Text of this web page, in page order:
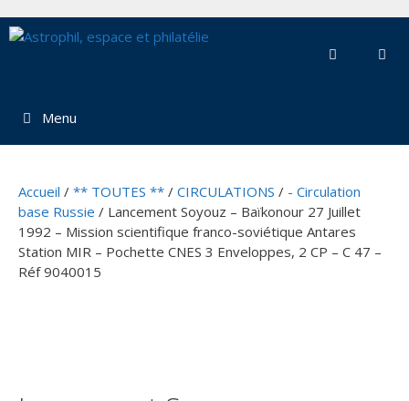
au
Menu
Accueil / ** TOUTES ** / CIRCULATIONS / - Circulation
base Russie / Lancement Soyouz – Baïkonour 27 Juillet
1992 – Mission scientifique franco-soviétique Antares
Station MIR – Pochette CNES 3 Enveloppes, 2 CP – C 47 –
Réf 9040015